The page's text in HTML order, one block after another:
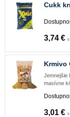
Cukk
3,74 €
Krmivo
Jemnejšie
masívne
3,01 €